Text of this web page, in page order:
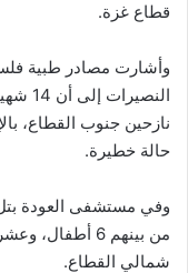
قطاع غزة.
وأشارت مصادر طبية
حالة خطيرة.
من بينهم 6
شمالي القطاع.